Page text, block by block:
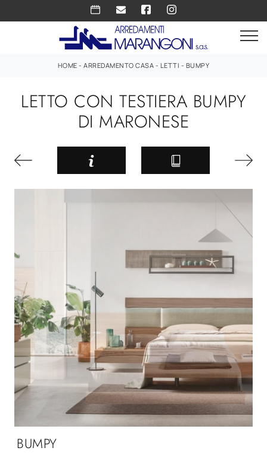
HOME -ARREDAMENTO CASA - LETTI - BUMPY
LETTO CON TESTIERA BUMPY
DI MARONESE
BUMPY